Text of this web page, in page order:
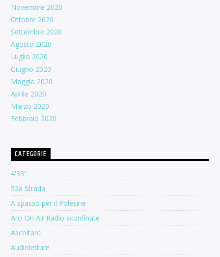
Novembre 2020
Ottobre 2020
Settembre 2020
Agosto 2020
Luglio 2020
Giugno 2020
Maggio 2020
Aprile 2020
Marzo 2020
Febbraio 2020
CATEGORIE
4'33''
52a Strada
A spasso per il Polesine
Arci On Air Radio sconfinate
Ascoltarci
Audioletture